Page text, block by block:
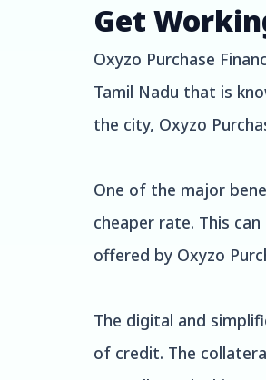
Get
Oxyzo Purchase
Tamil Nadu that is
the city, Oxyzo
One of the major
cheaper rate. This
offered by Oxyzo
The digital and
of credit. The